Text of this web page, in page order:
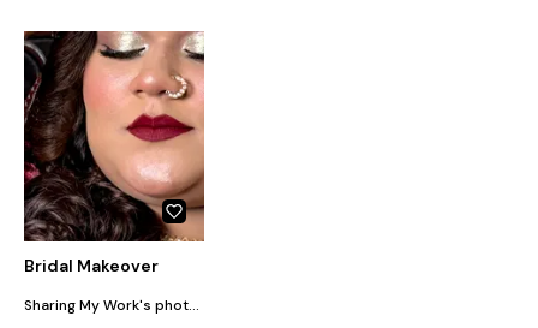
Bridal Makeover
Sharing My Work's photo...The Traditional Red Bridal Makeover,Pakistani inspired Brida look and a Fully colorful Haldi Bridal Makeover ❤️